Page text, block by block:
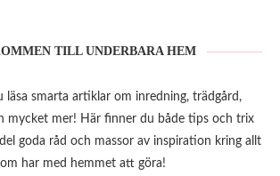
TILL UNDERBARA HEM
läsa smarta artiklar om inredning, trädgård,
mycket mer! Här finner du både tips och trix
goda råd och massor av inspiration kring allt
har med hemmet att göra!